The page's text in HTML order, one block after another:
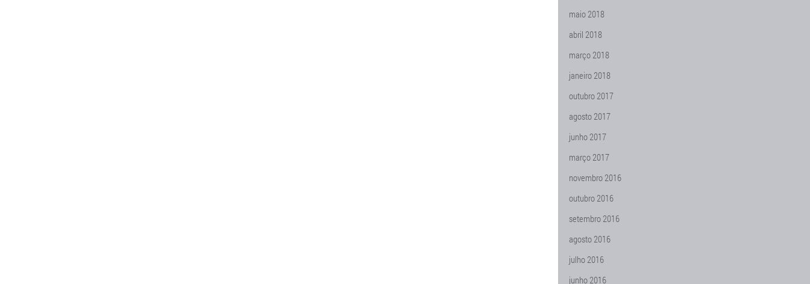
maio 2018
abril 2018
março 2018
janeiro 2018
outubro 2017
agosto 2017
junho 2017
março 2017
novembro 2016
outubro 2016
setembro 2016
agosto 2016
julho 2016
junho 2016